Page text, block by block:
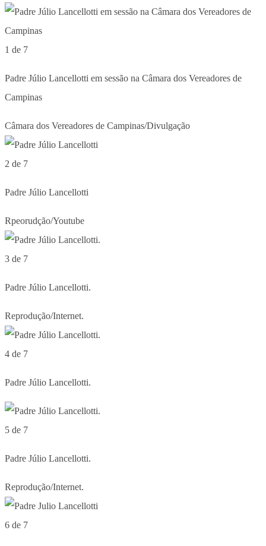
1 de 7
Padre Júlio Lancellotti em sessão na Câmara dos Vereadores de
Campinas
Câmara dos Vereadores de Campinas/Divulgação
2 de 7
Padre Júlio Lancellotti
Rpeorudção/Youtube
3 de 7
Padre Júlio Lancellotti.
Reprodução/Internet.
4 de 7
Padre Júlio Lancellotti.
5 de 7
Padre Júlio Lancellotti.
Reprodução/Internet.
6 de 7